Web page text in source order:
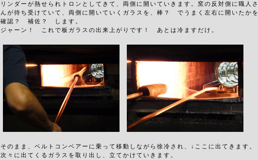
リンダーが熱せられトロンとしてきて、両側に開いていきます。窯の反対側に職人さ
んが待ち受けていて、両側に開いていくガラスを、棒？ でうまく左右に開いたかを
確認？ 補佐？ します。
ジャーン！ これで板ガラスの出来上がりです！ あとは冷ますだけ。
そのまま、ベルトコンベアーに乗って移動しながら徐冷され、↓ここに出てきます。
次々に出てくるガラスを取り出し、立てかけていきます。